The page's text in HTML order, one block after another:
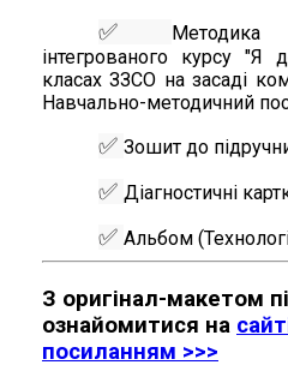
✅ Методика
інтегрованого курсу "Я
класах ЗЗСО на засаді
Навчально-методичний
✅Зошит до
✅ Діагностичні
✅Альбом
З оригінал-макетом
ознайомитися на
посиланням >>>